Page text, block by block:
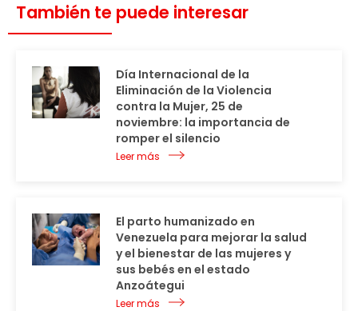
También te puede interesar
Día Internacional de la
Eliminación de la Violencia
contra la Mujer, 25 de
noviembre: la importancia de
romper el silencio
Leer más
El parto humanizado en
Venezuela para mejorar la salud
y el bienestar de las mujeres y
sus bebés en el estado
Anzoátegui
Leer más